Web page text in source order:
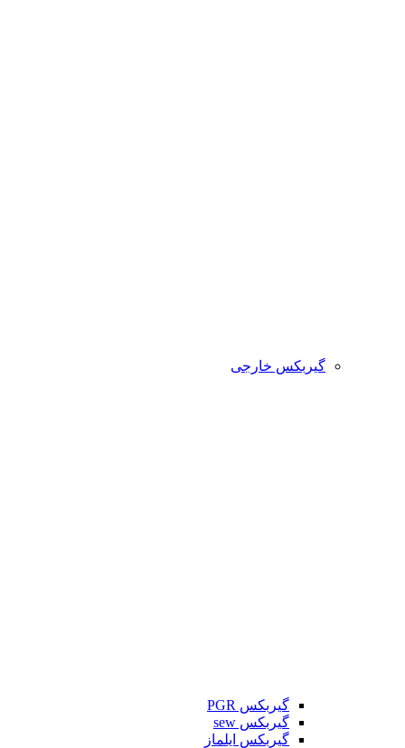
گیربکس خارجی
گیربکس PGR
گیربکس sew
گیربکس ایلماز